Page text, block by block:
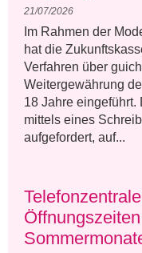
21/07/2026
Im Rahmen der
hat die
Verfahren über
Weitergewährung
18 Jahre
mittels eines
aufgefordert, auf...